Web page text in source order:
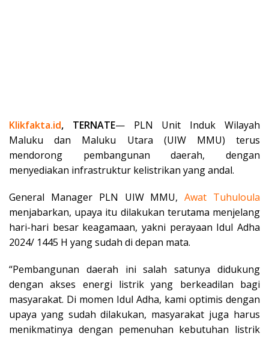
Klikfakta.id, TERNATE— PLN Unit Induk Wilayah
Maluku dan Maluku Utara (UIW MMU) terus
mendorong pembangunan daerah, dengan
menyediakan infrastruktur kelistrikan yang andal.
General Manager PLN UIW MMU,Awat Tuhuloula
menjabarkan, upaya itu dilakukan terutama menjelang
hari-hari besar keagamaan, yakni perayaan Idul Adha
2024/ 1445 H yang sudah di depan mata.
“Pembangunan daerah ini salah satunya didukung
dengan akses energi listrik yang berkeadilan bagi
masyarakat. Di momen Idul Adha, kami optimis dengan
upaya yang sudah dilakukan, masyarakat juga harus
menikmatinya dengan pemenuhan kebutuhan listrik